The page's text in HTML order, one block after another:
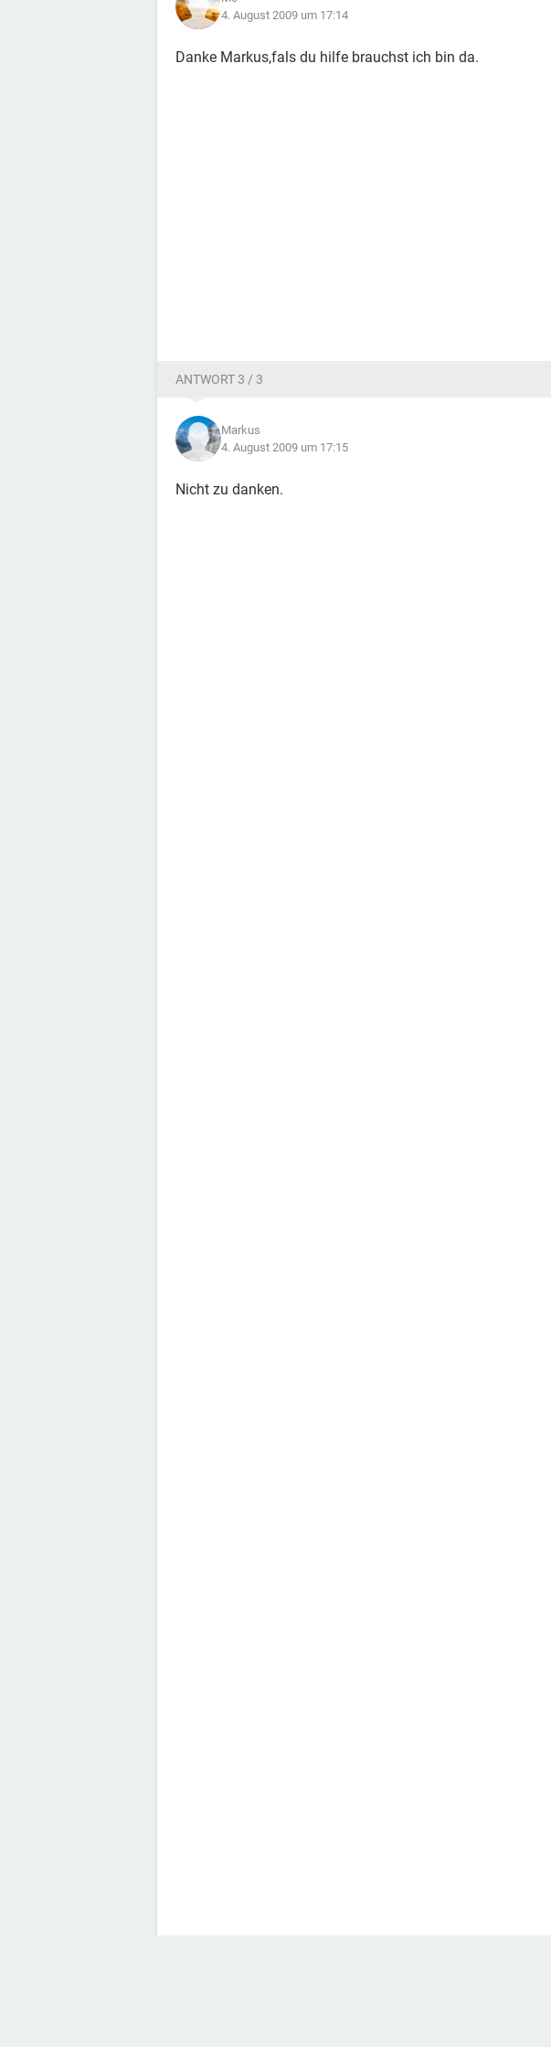
4. August 2009 um 17:14
Danke Markus,fals du hilfe brauchst ich bin da.
ANTWORT 3 / 3
Markus
4. August 2009 um 17:15
Nicht zu danken.